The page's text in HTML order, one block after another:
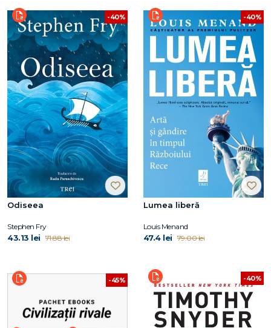
-40%
Odiseea
Stephen Fry
43.13 lei 71.88 lei
-40%
Lumea liberă
Louis Menand
47.4 lei 79.00 lei
-45% -40%